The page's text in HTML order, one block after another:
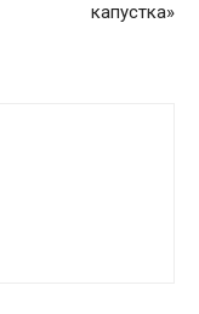
капустка»